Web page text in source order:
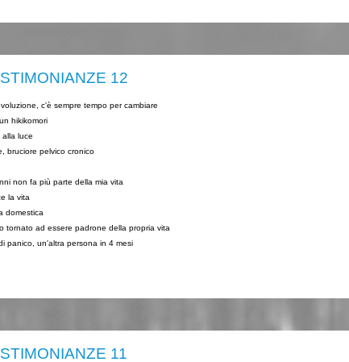
12
c'è sempre tempo per cambiare
hikikomori
luce
bruciore pelvico cronico
non fa più parte della mia vita
la vita
domestica
tornato ad essere padrone della propria vita
panico, un'altra persona in 4 mesi
11